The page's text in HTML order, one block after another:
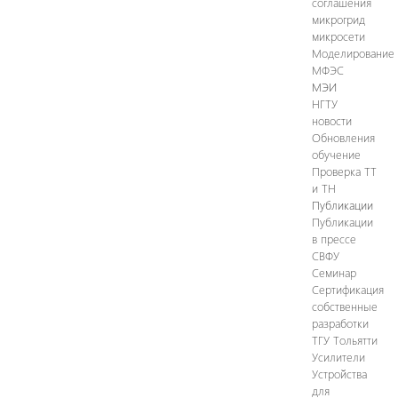
микрогрид
микросети
Моделирование
МФЭС
МЭИ
НГТУ
новости
Обновления
обучение
Проверка ТТ
и ТН
Публикации
Публикации
в прессе
СВФУ
Семинар
Сертификация
собственные
разработки
ТГУ Тольятти
Усилители
Устройства
для